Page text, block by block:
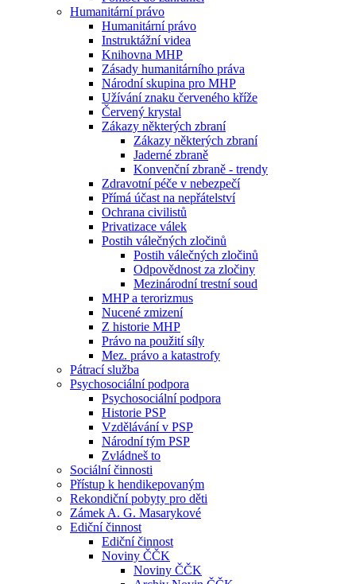
Humanitární právo
Humanitární právo
Instruktážní videa
Knihovna MHP
Zásady humanitárního práva
Národní skupina pro MHP
Užívání znaku červeného kříže
Červený krystal
Zákazy některých zbraní
Zákazy některých zbraní
Jaderné zbraně
Konvenční zbraně - trendy
Zdravotní péče v nebezpečí
Přímá účast na nepřátelství
Ochrana civilistů
Privatizace válek
Postih válečných zločinů
Postih válečných zločinů
Odpovědnost za zločiny
Mezinárodní trestní soud
MHP a terorizmus
Nucené zmizení
Z historie MHP
Právo na použití síly
Mez. právo a katastrofy
Pátrací služba
Psychosociální podpora
Psychosociální podpora
Historie PSP
Vzdělávání v PSP
Národní tým PSP
Zvládneš to
Sociální činnosti
Přístup k hendikepovaným
Rekondiční pobyty pro děti
Zámek A. G. Masarykové
Ediční činnost
Ediční činnost
Noviny ČČK
Noviny ČČK